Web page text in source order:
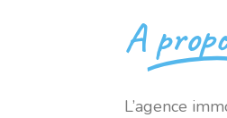
A
L’agence